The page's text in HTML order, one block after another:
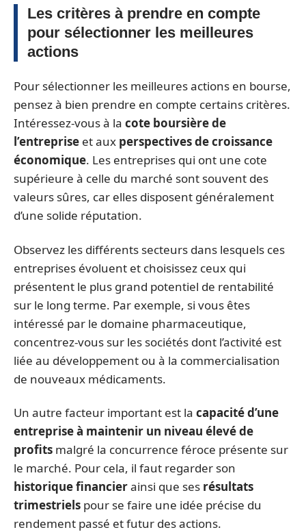
Les critères à prendre en compte
pour sélectionner les meilleures
actions
Pour sélectionner les meilleures actions en bourse,
pensez à bien prendre en compte certains critères.
Intéressez-vous à la cote boursière de
l’entreprise et aux perspectives de croissance
économique. Les entreprises qui ont une cote
supérieure à celle du marché sont souvent des
valeurs sûres, car elles disposent généralement
d’une solide réputation.
Observez les différents secteurs dans lesquels ces
entreprises évoluent et choisissez ceux qui
présentent le plus grand potentiel de rentabilité
sur le long terme. Par exemple, si vous êtes
intéressé par le domaine pharmaceutique,
concentrez-vous sur les sociétés dont l’activité est
liée au développement ou à la commercialisation
de nouveaux médicaments.
Un autre facteur important est la capacité d’une
entreprise à maintenir un niveau élevé de
profits malgré la concurrence féroce présente sur
le marché. Pour cela, il faut regarder son
historique financierainsi que ses résultats
trimestriels pour se faire une idée précise du
rendement passé et futur des actions.